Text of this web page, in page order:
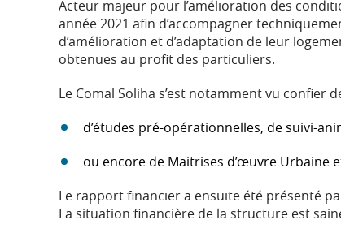
Acteur majeur pour l’amélioration des
année 2021 afin d’accompagner
d’amélioration et d’adaptation de leur
obtenues au profit des particuliers.
Le Comal Soliha s’est notamment vu confier
d’études pré-opérationnelles, de suivi-
ou encore de Maitrises d’œuvre Urbaine
Le rapport financier a ensuite été présenté
La situation financière de la structure est